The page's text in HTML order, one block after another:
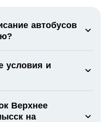
автобусов
условия и
Верхнее
на